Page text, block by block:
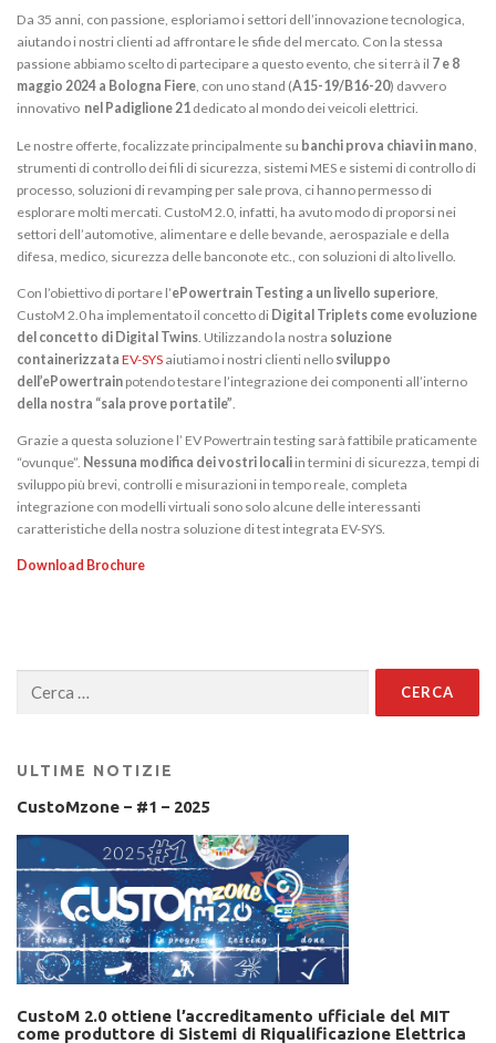
Da 35 anni, con passione, esploriamo i settori dell’innovazione tecnologica,
aiutando i nostri clienti ad affrontare le sfide del mercato. Con la stessa
passione abbiamo scelto di partecipare a questo evento, che si terrà il 7 e 8
maggio 2024 a Bologna Fiere, con uno stand (A15-19/B16-20) davvero
innovativo nel Padiglione 21 dedicato al mondo dei veicoli elettrici.
Le nostre offerte, focalizzate principalmente su banchi prova chiavi in mano
strumenti di controllo dei fili di sicurezza, sistemi MES e sistemi di controllo di
processo, soluzioni di revamping per sale prova, ci hanno permesso di
esplorare molti mercati. CustoM 2.0, infatti, ha avuto modo di proporsi nei
settori dell’automotive, alimentare e delle bevande, aerospaziale e della
difesa, medico, sicurezza delle banconote etc., con soluzioni di alto livello.
Con l’obiettivo di portare l’ePowertrain Testing a un livello superiore
CustoM 2.0 ha implementato il concetto di Digital Triplets come evoluzione
del concetto di Digital Twins . Utilizzando la nostra soluzione
containerizzata EV-SYS aiutiamo i nostri clienti nello sviluppo
dell’ePowertrain potendo testare l’integrazione dei componenti all’interno
della nostra “sala prove portatile”
Grazie a questa soluzione l’ EV Powertrain testing sarà fattibile praticamente
“ovunque”. Nessuna modifica dei vostri locali in termini di sicurezza, tempi di
sviluppo più brevi, controlli e misurazioni in tempo reale, completa
integrazione con modelli virtuali sono solo alcune delle interessanti
caratteristiche della nostra soluzione di test integrata EV-SYS.
Download Brochure
per:
ULTIME NOTIZIE
CustoMzone – #1 – 2025
CustoM 2.0 ottiene l’accreditamento ufficiale del MIT
come produttore di Sistemi di Riqualificazione Elettrica